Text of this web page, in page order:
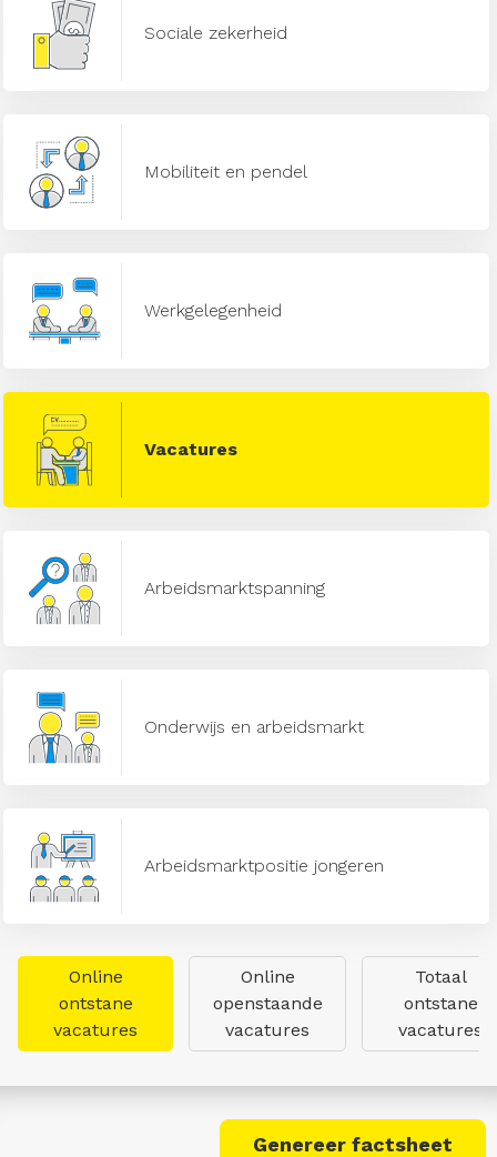
Sociale zekerheid
Mobiliteit en pendel
Werkgelegenheid
Vacatures
Arbeidsmarktspanning
Onderwijs en arbeidsmarkt
Arbeidsmarktpositie jongeren
Online
ontstane
vacatures
Online
openstaande
vacatures
Totaal
ontstane
vacatures
Genereer factsheet